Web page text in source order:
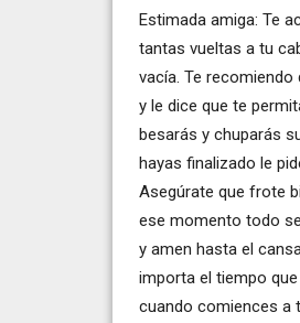
Estimada amiga: Te
tantas vueltas a tu
vacía. Te
y le dice que te
besarás y chuparás
hayas finalizado le
Asegúrate que frote
ese momento todo
y amen hasta el
importa el tiempo
cuando comiences a